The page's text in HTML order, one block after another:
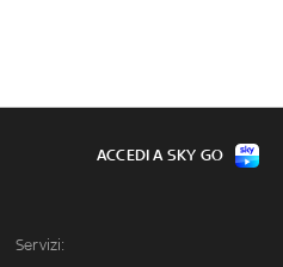
Servizi:
ACCEDI A SKY GO